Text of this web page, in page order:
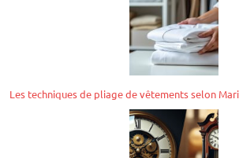
Les techniques de pliage de vêtements selon